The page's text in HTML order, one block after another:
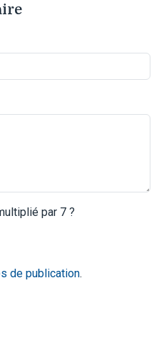
par 7 ?
de publication.